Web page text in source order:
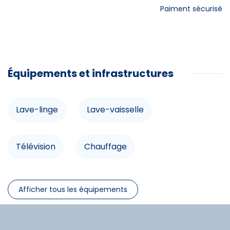
Paiment sécurisé
Équipements et infrastructures
Lave-linge Lave-vaisselle
Télévision Chauffage
Micro-onde Congélateur
Afficher tous les équipements
Lave-vaisselle
Chauffage